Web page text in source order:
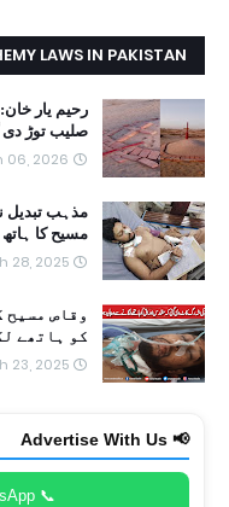
LAWS IN PAKISTAN
رحیم یار
صلیب توڑ دی
06, 2026
مذہب تبدیل
مسیح کا ہاتھ
28, 2025
وقاص مسیح
کو ہاتھے
23, 2025
📢 Advertise With Us
📞 WhatsApp پر رابطہ کریں